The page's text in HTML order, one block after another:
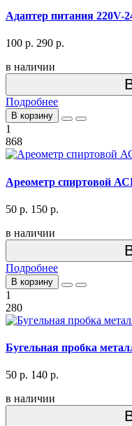
Адаптер питания 220V-
100 р. 290 р.
в наличии
Подробнее
В корзину
1
868
Ареометр спиртовой
50 р. 150 р.
в наличии
Подробнее
В корзину
1
280
Бугельная пробка
50 р. 140 р.
в наличии